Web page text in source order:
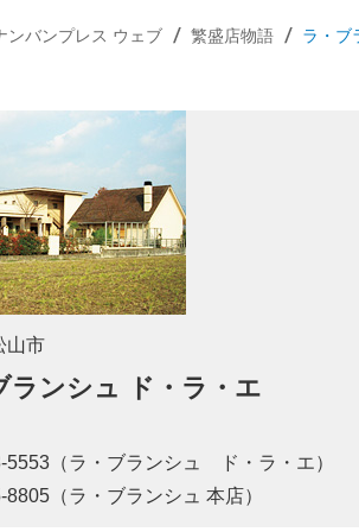
ンバンプレス ウェブ 繁盛店物語 ラ・ブ
山市
ランシュ ド・ラ・エ
5553（ラ・ブランシュ ド・ラ・エ）
（ラ・ブランシュ 本店）